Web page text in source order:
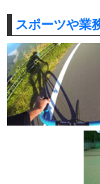
スポーツや業